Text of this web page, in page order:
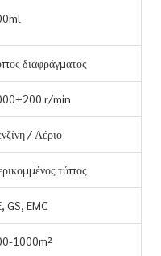
διαφράγματος
r/min
/ Αέριο
τύπος
GS, EMC
1000m²